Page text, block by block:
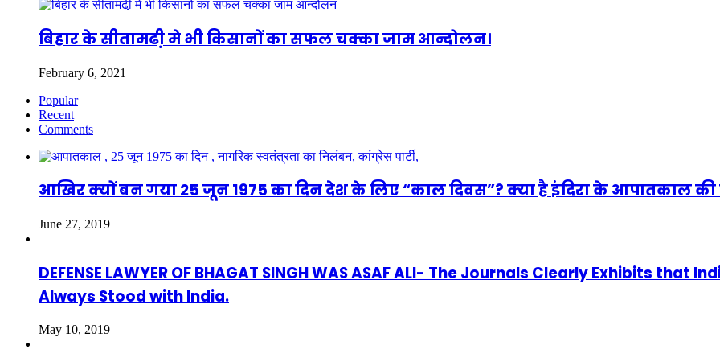
बिहार के सीतामढी़ मे भी किसानों का सफल चक्का जाम आन्दोलन।
February 6, 2021
Popular
Recent
Comments
आखिर क्यों बन गया 25 जून 1975 का दिन देश के लिए “काल दिवस”? क्या है इंदिरा के आपातकाल की
June 27, 2019
DEFENSE LAWYER OF BHAGAT SINGH WAS ASAF ALI- The Journals Clearly Exhibits
Always Stood with India.
May 10, 2019